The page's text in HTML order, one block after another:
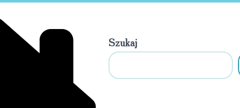
Szukaj